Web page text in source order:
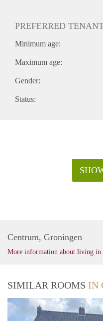
PREFERRED
Minimum age:
Maximum age:
Gender:
Status:
Centrum, Groningen
More information about living in
SIMILAR ROOMS IN